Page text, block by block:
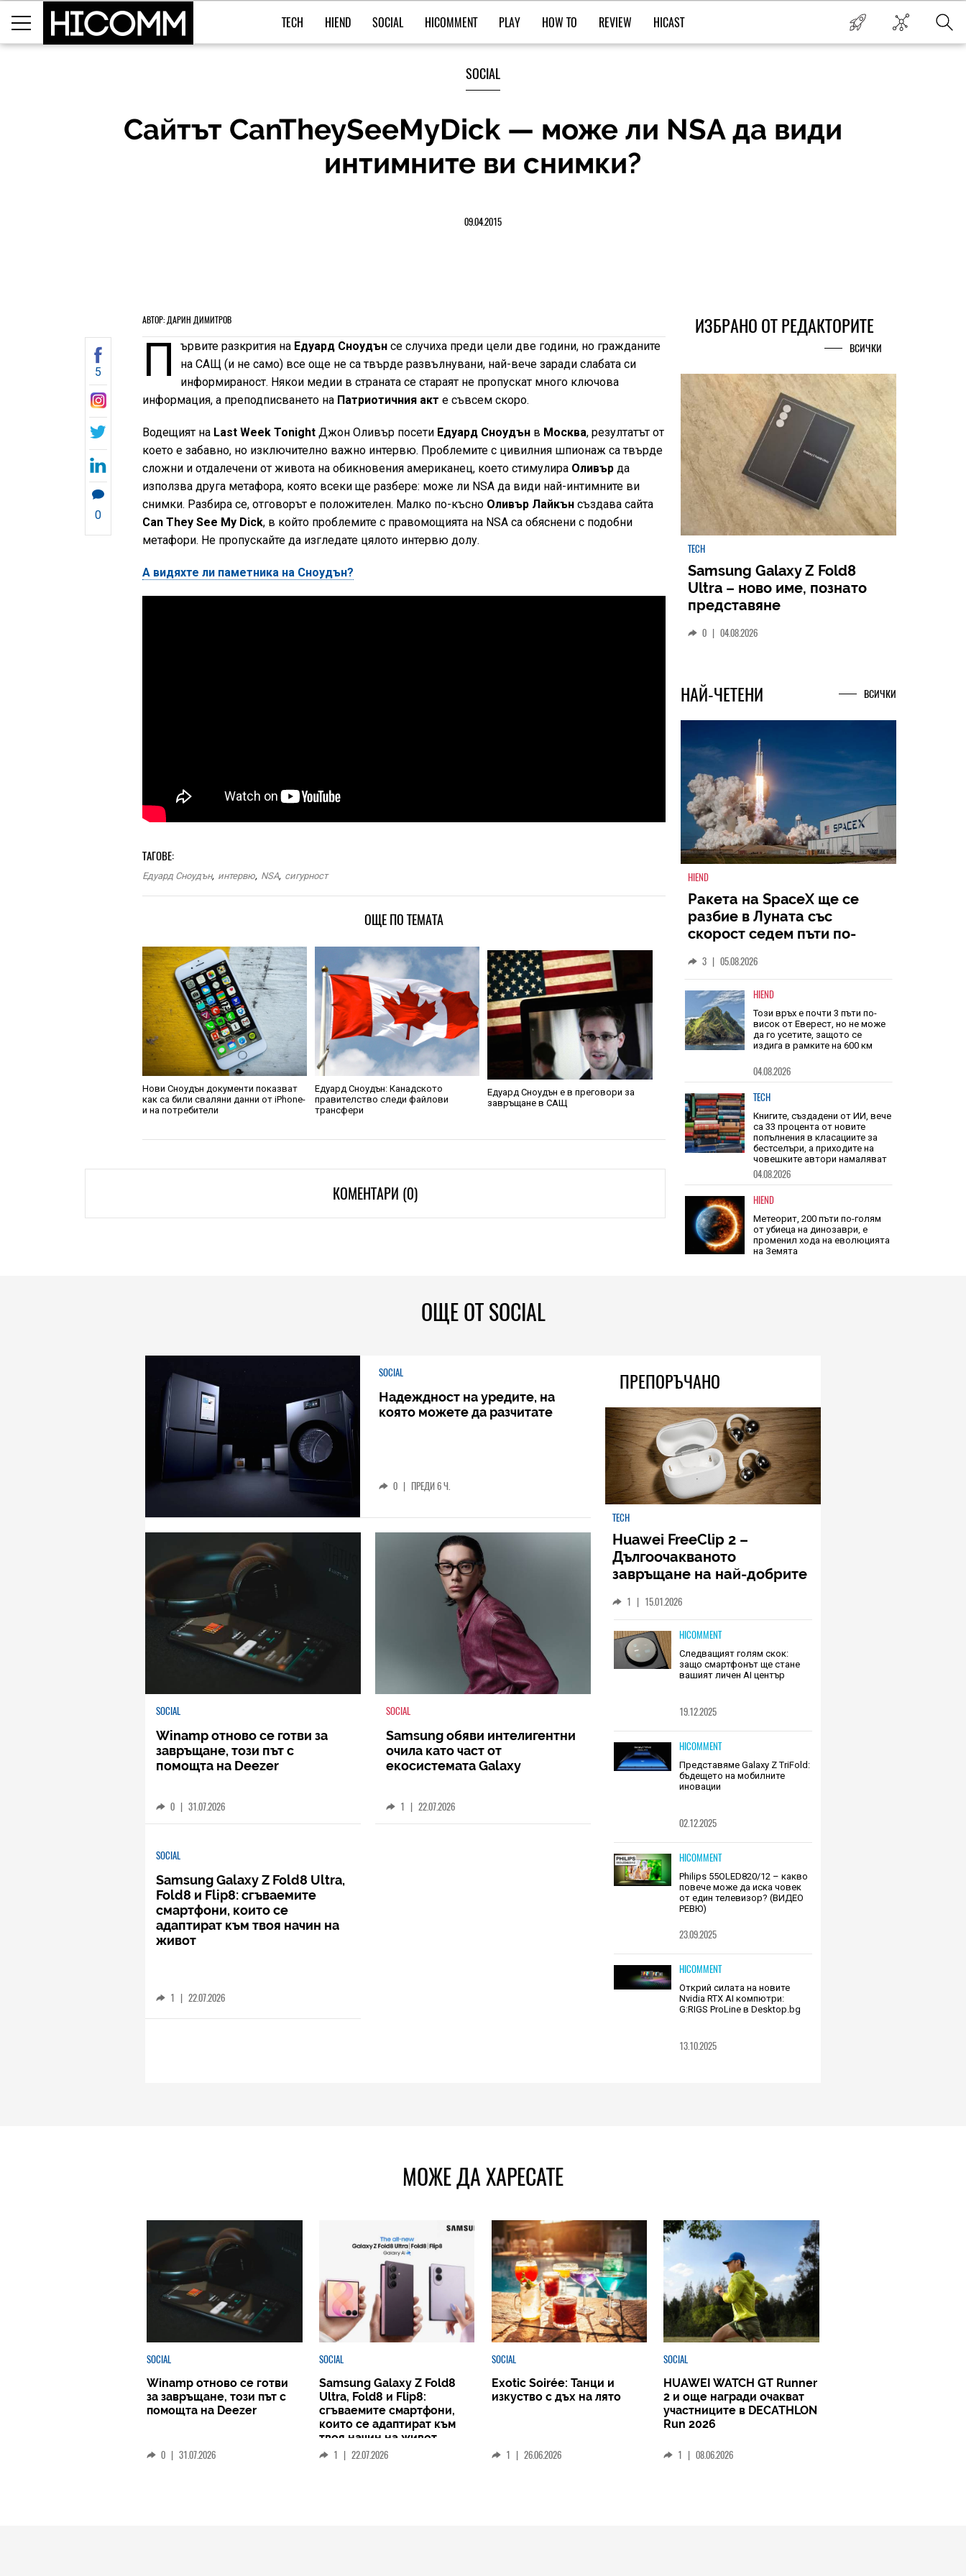
TECH HIEND SOCIAL HICOMMENT PLAY HOW TO REVIEW HICAST
SOCIAL
Сайтът CanTheySeeMyDick — може ли NSA да види
интимните ви снимки?
09.04.2015
АВТОР: ДАРИН ДИМИТРОВ
5
0
П ървите разкрития на Едуард Сноудънсе случиха преди цели две години, но гражданите
на САЩ (и не само) все още не са твърде развълнувани, най-вече заради слабата си
информираност. Някои медии в страната се стараят не пропускат много ключова
информация, а преподписването на Патриотичния акт е съвсем скоро.
Водещият на Last Week Tonight Джон Оливър посети Едуард Сноудън в Москва, резултатът от
което е забавно, но изключително важно интервю. Проблемите с цивилния шпионаж са твърде
сложни и отдалечени от живота на обикновения американец, което стимулира Оливър да
използва друга метафора, която всеки ще разбере: може ли NSA да види най-интимните ви
снимки. Разбира се, отговорът е положителен. Малко по-късно Оливър Лайкън създава сайта
Can They See My Dick, в който проблемите с правомощията на NSA са обяснени с подобни
метафори. Не пропускайте да изгледате цялото интервю долу.
А видяхте ли паметника на Сноудън?
ТАГОВЕ:
Едуард Сноудън, интервю, NSA, сигурност
ОЩЕ ПО ТЕМАТА
Нови Сноудън документи показват
как са били сваляни данни от iPhone-
и на потребители
Едуард Сноудън: Канадското
правителство следи файлови
трансфери
Едуард Сноудън е в преговори за
завръщане в САЩ
КОМЕНТАРИ (0)
ИЗБРАНО ОТ РЕДАКТОРИТЕ
ВСИЧКИ
TECH
Samsung Galaxy Z Fold8
Ultra – ново име, познато
представяне
0 | 04.08.2026
НАЙ-ЧЕТЕНИ ВСИЧКИ
HIEND
Ракета на SpaceX ще се
разбие в Луната със
скорост седем пъти по-
звука
3 | 05.08.2026
HIEND
Този връх е почти 3 пъти по-
висок от Еверест, но не може
да го усетите, защото се
издига в рамките на 600 км
04.08.2026
TECH
Книгите, създадени от ИИ, вече
са 33 процента от новите
попълнения в класациите за
бестселъри, а приходите на
човешките автори намаляват
04.08.2026
HIEND
Метеорит, 200 пъти по-голям
от убиеца на динозаври, е
променил хода на еволюцията
на Земята
ОЩЕ ОТ SOCIAL
SOCIAL
Надеждност на уредите, на
която можете да разчитате
0 | ПРЕДИ 6 Ч.
SOCIAL
Winamp отново се готви за
завръщане, този път с
помощта на Deezer
0 | 31.07.2026
SOCIAL
Samsung обяви интелигентни
очила като част от
екосистемата Galaxy
1 | 22.07.2026
SOCIAL
Samsung Galaxy Z Fold8 Ultra,
Fold8 и Flip8: сгъваемите
смартфони, които се
адаптират към твоя начин на
живот
1 | 22.07.2026
ПРЕПОРЪЧАНО
TECH
Huawei FreeClip 2 –
Дългоочакваното
завръщане на най-добрите
1 | 15.01.2026
HICOMMENT
Следващият голям скок:
защо смартфонът ще стане
вашият личен AI център
19.12.2025
HICOMMENT
Представяме Galaxy Z TriFold:
бъдещето на мобилните
иновации
02.12.2025
HICOMMENT
Philips 55OLED820/12 – какво
повече може да иска човек
от един телевизор? (ВИДЕО
РЕВЮ)
23.09.2025
HICOMMENT
Открий силата на новите
Nvidia RTX AI компютри:
G:RIGS ProLine в Desktop.bg
13.10.2025
МОЖЕ ДА ХАРЕСАТЕ
SOCIAL
Winamp отново се готви
за завръщане, този път с
помощта на Deezer
0 | 31.07.2026
SOCIAL
Samsung Galaxy Z Fold8
Ultra, Fold8 и Flip8:
сгъваемите смартфони,
които се адаптират към
твоя начин на живот
1 | 22.07.2026
SOCIAL
Exotic Soirée: Танци и
изкуство с дъх на лято
1 | 26.06.2026
SOCIAL
HUAWEI WATCH GT Runner
2 и още награди очакват
участниците в DECATHLON
Run 2026
1 | 08.06.2026